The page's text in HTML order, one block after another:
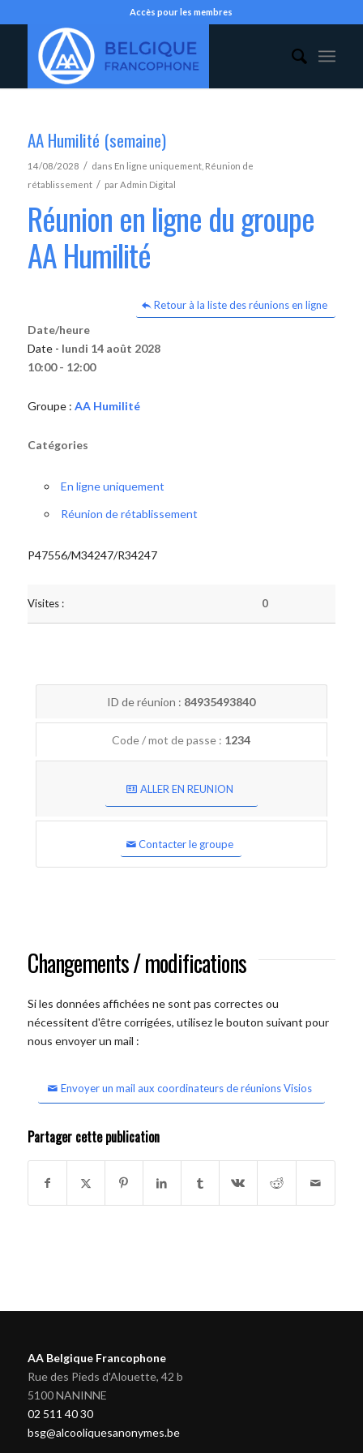
Accès pour les membres
AA Humilité (semaine)
14/08/2028 / dans En ligne uniquement, Réunion de
rétablissement / parAdmin Digital
Réunion en ligne du groupe
AA Humilité
Retour à la liste des réunions en ligne
Date/heure
Date - lundi 14 août 2028
10:00 - 12:00
Groupe : AA Humilité
Catégories
En ligne uniquement
Réunion de rétablissement
P47556/M34247/R34247
Visites : 0
ID de réunion : 84935493840
Code / mot de passe : 1234
ALLER EN REUNION
Contacter le groupe
Changements / modifications
Si les données affichées ne sont pas correctes ou
nécessitent d'être corrigées, utilisez le bouton suivant pour
nous envoyer un mail :
Envoyer un mail aux coordinateurs de réunions Visios
Partager cette publication
AA Belgique Francophone
Rue des Pieds d'Alouette, 42 b
5100 NANINNE
02 511 40 30
bsg@alcooliquesanonymes.be